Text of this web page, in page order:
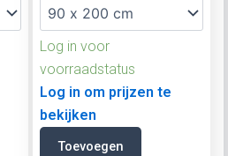
Log in voor
voorraadstatus
Log in om prijzen te
bekijken
Toevoegen